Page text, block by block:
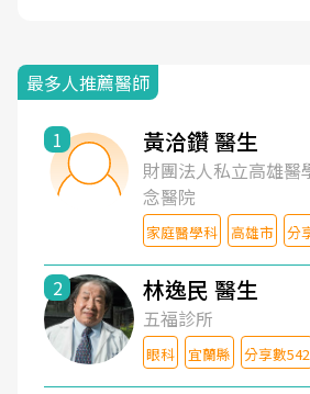
最多人推薦醫師
1 黃洽鑽 醫生
財團法人私立高雄醫
念醫院
家庭醫學科 高雄市 分
2 林逸民 醫生
五福診所
眼科 宜蘭縣 分享數542